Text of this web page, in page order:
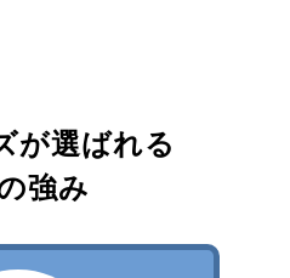
が選ばれる
強み